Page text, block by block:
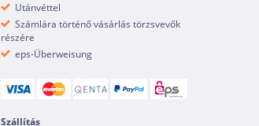
Utánvéttel
Számlára történő vásárlás törzsvevők
részére
eps-Überweisung
Szállítás